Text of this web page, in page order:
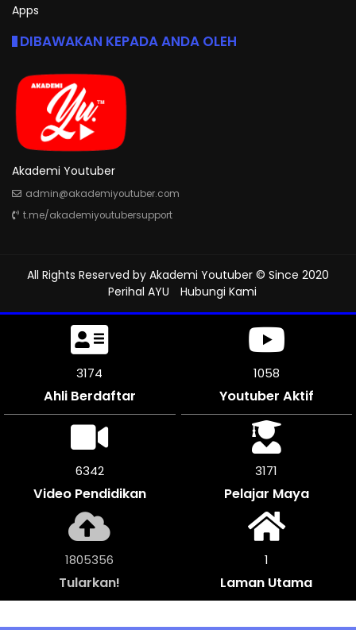
Apps
DIBAWAKAN KEPADA ANDA OLEH
Akademi Youtuber
admin@akademiyoutuber.com
t.me/akademiyoutubersupport
All Rights Reserved by Akademi Youtuber © Since 2020
Perihal AYU
Hubungi Kami
3471
Ahli Berdaftar
1157
Youtuber Aktif
6942
Video Pendidikan
3468
Pelajar Maya
1974448
Tularkan!
1
Laman Utama